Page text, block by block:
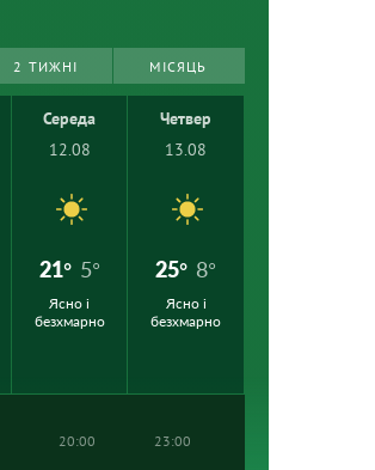
2 ТИЖНІ МІСЯЦЬ
Середа
12.08
21° 5°
Ясно і
безхмарно
Четвер
13.08
25° 8°
Ясно і
безхмарно
20:00 23:00